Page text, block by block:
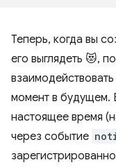
Теперь, когда вы
его выглядеть 😻,
момент в будущем.
настоящее время
через событие